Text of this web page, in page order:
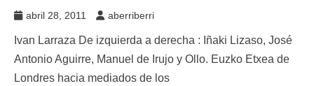
abril 28, 2011 aberriberri
Ivan Larraza De izquierda a derecha : Iñaki Lizaso, José
Antonio Aguirre, Manuel de Irujo y Ollo. Euzko Etxea de
Londres hacia mediados de los